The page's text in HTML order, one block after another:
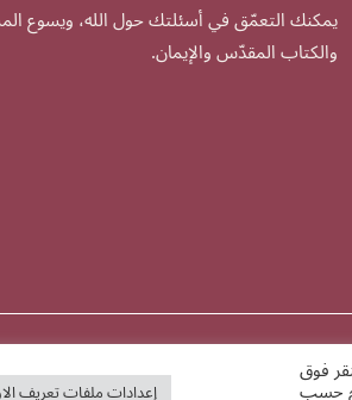
يمكنك التعمّق في أسئلتك حول الله، ويسوع
والكتاب المقدّس والإيمان.
فوق
حسب إعدادات ملفات تعريف